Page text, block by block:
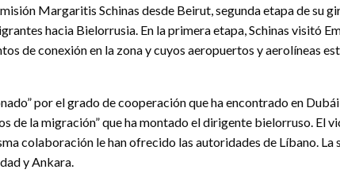
Margaritis Schinas desde Beirut, segunda etapa de su
hacia Bielorrusia. En la primera etapa, Schinas visitó
de conexión en la zona y cuyos aeropuertos y aerolíneas
por el grado de cooperación que ha encontrado en
de la migración” que ha montado el dirigente bielorruso. El
colaboración le han ofrecido las autoridades de Líbano. La
y Ankara.